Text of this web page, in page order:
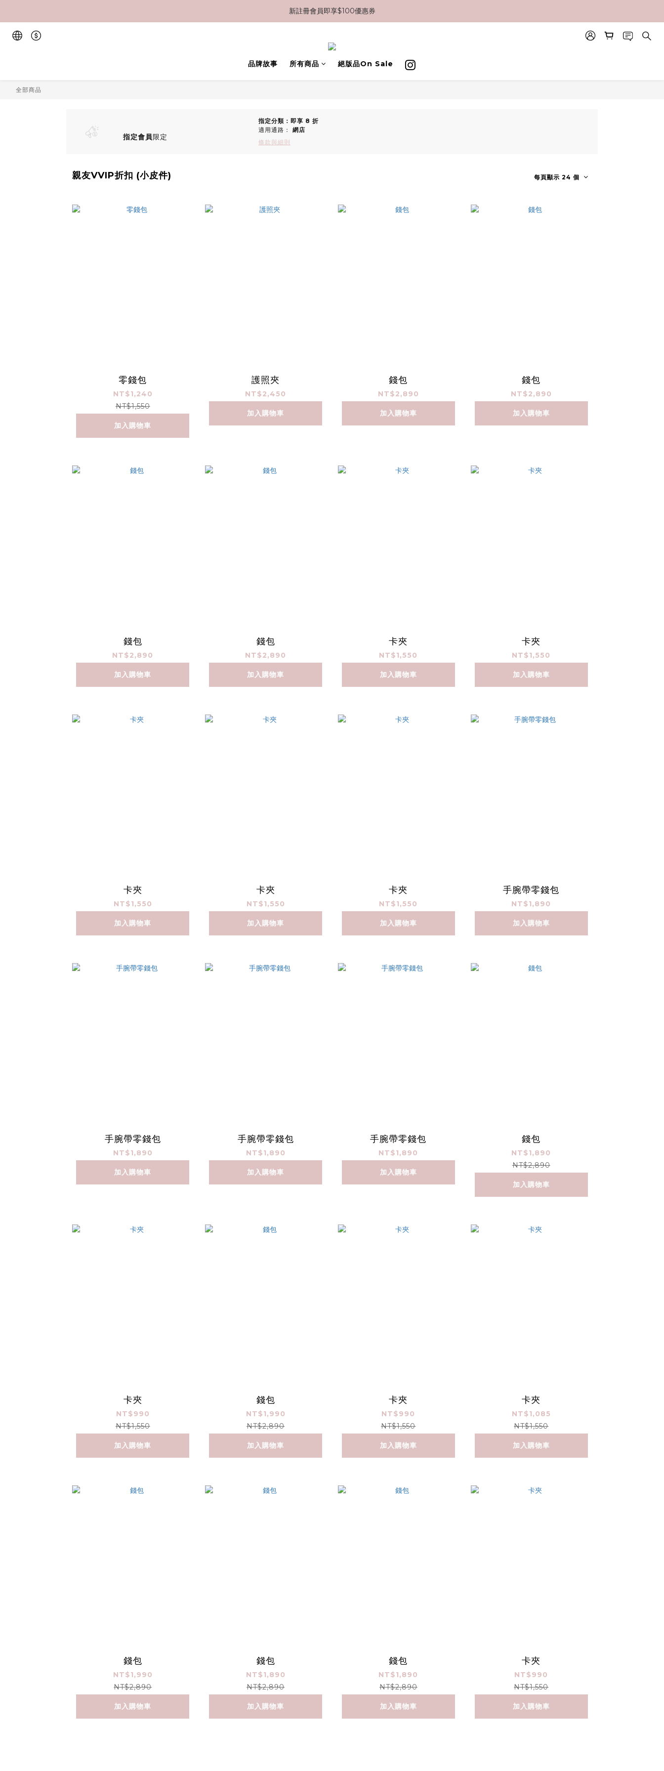
消費滿$2000免運
新註冊會員即享$100優惠券
品牌故事 所有商品 絕版品On Sale 
全部商品
指定會員限定
指定分類：即享 8 折
適用通路： 網店
條款與細則
親友VVIP折扣 (小皮件) 每頁顯示 24 個
零錢包
NT$1,240
NT$1,550
加入購物車
護照夾
NT$2,450
加入購物車
錢包
NT$2,890
加入購物車
錢包
NT$2,890
加入購物車
錢包
NT$2,890
加入購物車
錢包
NT$2,890
加入購物車
卡夾
NT$1,550
加入購物車
卡夾
NT$1,550
加入購物車
卡夾
NT$1,550
加入購物車
卡夾
NT$1,550
加入購物車
卡夾
NT$1,550
加入購物車
手腕帶零錢包
NT$1,890
加入購物車
手腕帶零錢包
NT$1,890
加入購物車
手腕帶零錢包
NT$1,890
加入購物車
手腕帶零錢包
NT$1,890
加入購物車
錢包
NT$1,890
NT$2,890
加入購物車
卡夾
NT$990
NT$1,550
加入購物車
錢包
NT$1,990
NT$2,890
加入購物車
卡夾
NT$990
NT$1,550
加入購物車
卡夾
NT$1,085
NT$1,550
加入購物車
錢包
NT$1,990
NT$2,890
加入購物車
錢包
NT$1,890
NT$2,890
加入購物車
錢包
NT$1,890
NT$2,890
加入購物車
卡夾
NT$990
NT$1,550
加入購物車